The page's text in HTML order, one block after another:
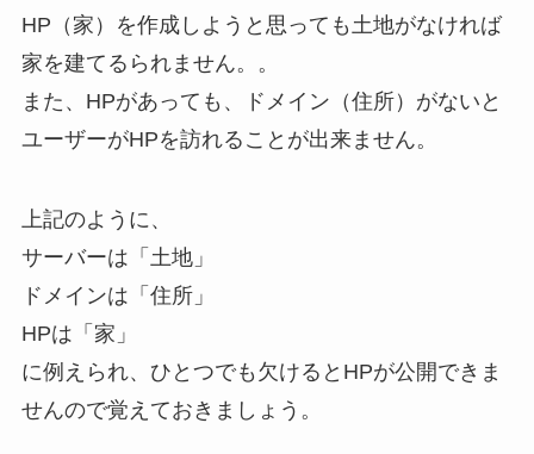
HP（家）を作成しようと思っても土地がなければ
家を建てるられません。。
また、HPがあっても、ドメイン（住所）がないと
ユーザーがHPを訪れることが出来ません。
上記のように、
サーバーは「土地」
ドメインは「住所」
HPは「家」
に例えられ、ひとつでも欠けるとHPが公開できま
せんので覚えておきましょう。